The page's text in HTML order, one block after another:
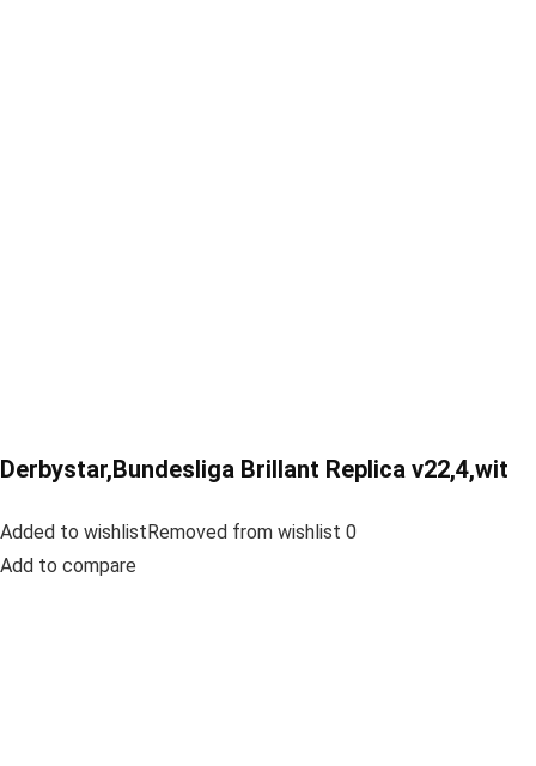
Derbystar,Bundesliga Brillant Replica v22,4,wit
Added to wishlistRemoved from wishlist 0
Add to compare